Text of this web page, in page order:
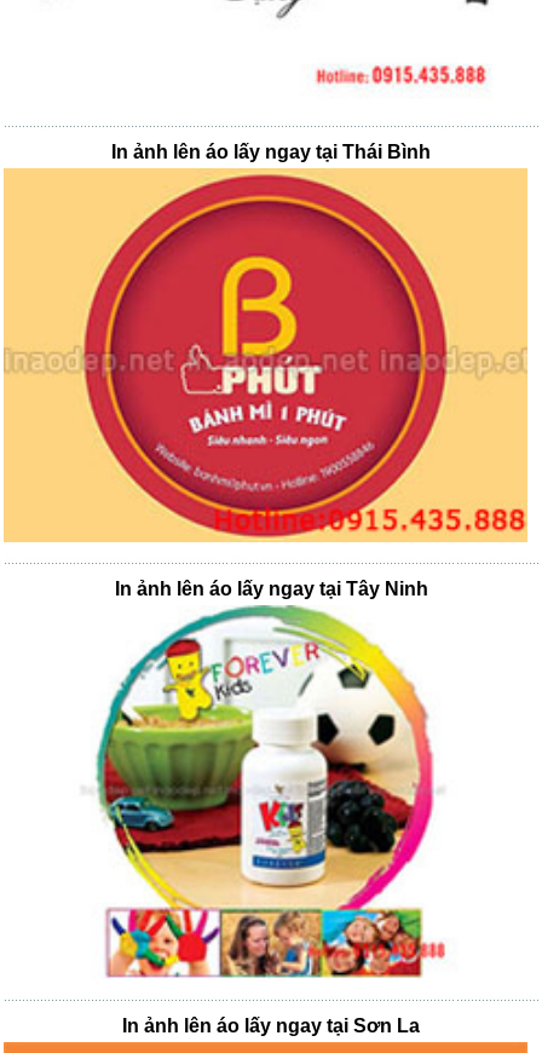
In ảnh lên áo lấy ngay tại Thái Bình
In ảnh lên áo lấy ngay tại Tây Ninh
In ảnh lên áo lấy ngay tại Sơn La